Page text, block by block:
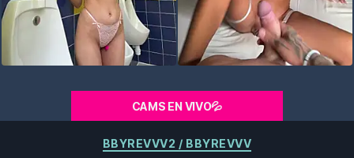
CAMS EN VIVO💦
Categorías
BBYREVVV2 / BBYREVVV